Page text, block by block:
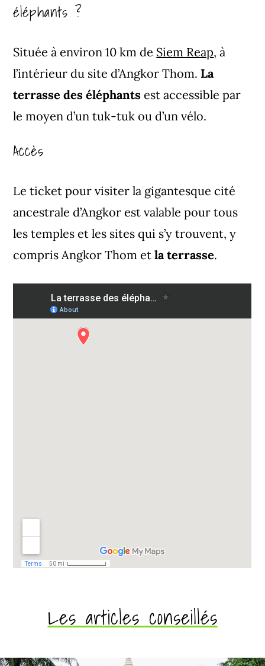
éléphants ?
Située à environ 10 km de Siem Reap, à
l’intérieur du site d’Angkor Thom. La
terrasse des éléphants est accessible par
le moyen d’un tuk-tuk ou d’un vélo.
Accès
Le ticket pour visiter la gigantesque cité
ancestrale d’Angkor est valable pour tous
les temples et les sites qui s’y trouvent, y
compris Angkor Thom etla terrasse.
Les articles conseillés